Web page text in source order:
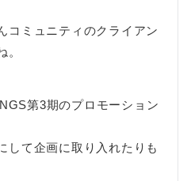
コミュニティのクライアン
。
第3期のプロモーション
して企画に取り入れたりも